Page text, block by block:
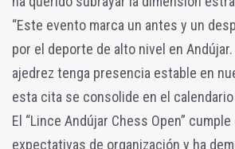
“Este evento marca un antes y un
por el deporte de alto nivel en Andújar.
ajedrez tenga presencia estable en
esta cita se consolide en el
El “Lince Andújar Chess Open”
expectativas de organización y ha